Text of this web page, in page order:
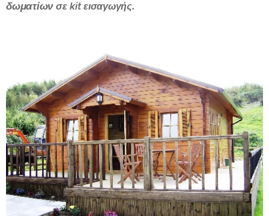
δωματίωνσε kit εισαγωγής.